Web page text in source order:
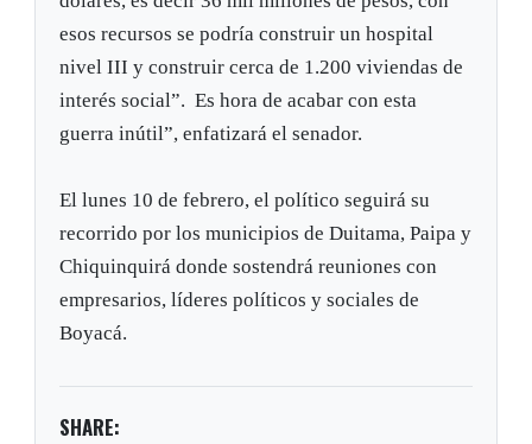
esos recursos se podría construir un hospital
nivel III y construir cerca de 1.200 viviendas de
interés social”. Es hora de acabar con esta
guerra inútil”, enfatizará el senador.
El lunes 10 de febrero, el político seguirá su
recorrido por los municipios de Duitama, Paipa y
Chiquinquirá donde sostendrá reuniones con
empresarios, líderes políticos y sociales de
Boyacá.
SHARE: